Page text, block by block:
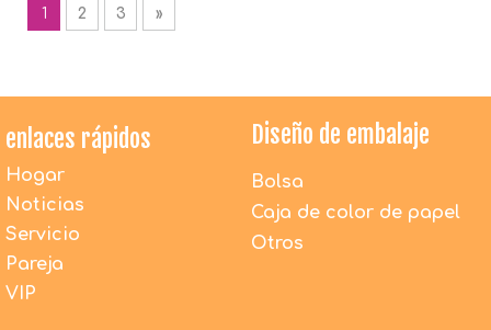
1 2 3 »
enlaces rápidos
Hogar
Noticias
Servicio
Pareja
VIP
Diseño de embalaje
Bolsa
Caja de color de papel
Otros